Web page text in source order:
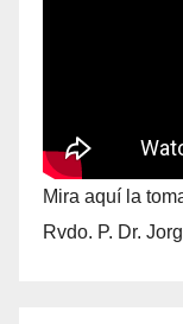
Mira aquí la
Rvdo. P. Dr.